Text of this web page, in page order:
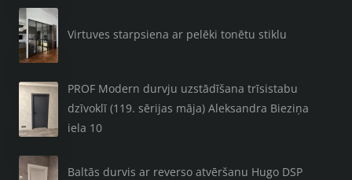
Virtuves starpsiena ar pelēki tonētu stiklu
PROF Modern durvju uzstādīšana trīsistabu
dzīvoklī (119. sērijas māja) Aleksandra Bieziņa
iela 10
Baltās durvis ar reverso atvēršanu Hugo DSP